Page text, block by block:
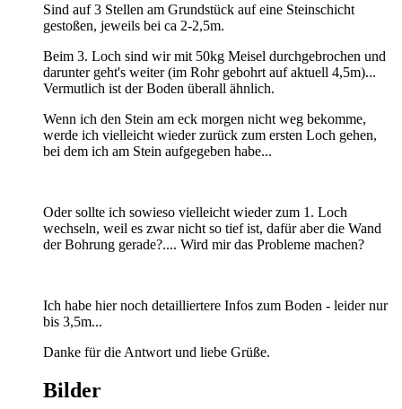
Sind auf 3 Stellen am Grundstück auf eine Steinschicht
gestoßen, jeweils bei ca 2-2,5m.
Beim 3. Loch sind wir mit 50kg Meisel durchgebrochen und
darunter geht's weiter (im Rohr gebohrt auf aktuell 4,5m)...
Vermutlich ist der Boden überall ähnlich.
Wenn ich den Stein am eck morgen nicht weg bekomme,
werde ich vielleicht wieder zurück zum ersten Loch gehen,
bei dem ich am Stein aufgegeben habe...
Oder sollte ich sowieso vielleicht wieder zum 1. Loch
wechseln, weil es zwar nicht so tief ist, dafür aber die Wand
der Bohrung gerade?.... Wird mir das Probleme machen?
Ich habe hier noch detailliertere Infos zum Boden - leider nur
bis 3,5m...
Danke für die Antwort und liebe Grüße.
Bilder